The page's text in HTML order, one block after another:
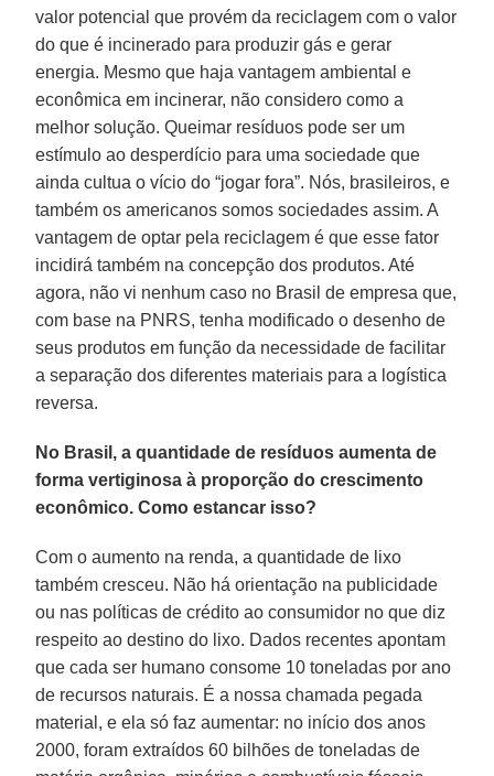
valor potencial que provém da reciclagem com o valor
do que é incinerado para produzir gás e gerar
energia. Mesmo que haja vantagem ambiental e
econômica em incinerar, não considero como a
melhor solução. Queimar resíduos pode ser um
estímulo ao desperdício para uma sociedade que
ainda cultua o vício do “jogar fora”. Nós, brasileiros, e
também os americanos somos sociedades assim. A
vantagem de optar pela reciclagem é que esse fator
incidirá também na concepção dos produtos. Até
agora, não vi nenhum caso no Brasil de empresa que,
com base na PNRS, tenha modificado o desenho de
seus produtos em função da necessidade de facilitar
a separação dos diferentes materiais para a logística
reversa.
No Brasil, a quantidade de resíduos aumenta de
forma vertiginosa à proporção do crescimento
econômico. Como estancar isso?
Com o aumento na renda, a quantidade de lixo
também cresceu. Não há orientação na publicidade
ou nas políticas de crédito ao consumidor no que diz
respeito ao destino do lixo. Dados recentes apontam
que cada ser humano consome 10 toneladas por ano
de recursos naturais. É a nossa chamada pegada
material, e ela só faz aumentar: no início dos anos
2000, foram extraídos 60 bilhões de toneladas de